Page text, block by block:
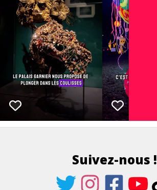
Suivez-nous !